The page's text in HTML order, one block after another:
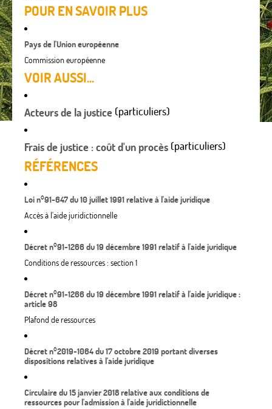
POUR EN SAVOIR PLUS
Pays de l'Union européenne
Commission européenne
VOIR AUSSI...
Acteurs de la justice (particuliers)
Frais de justice : coût d'un procès (particuliers)
RÉFÉRENCES
Loi n°91-647 du 10 juillet 1991 relative à l'aide juridique
Accès à l'aide juridictionnelle
Décret n°91-1266 du 19 décembre 1991 relatif à l'aide juridique
Conditions de ressources : section 1
Décret n°91-1266 du 19 décembre 1991 relatif à l'aide juridique :
article 98
Plafond de ressources
Décret n°2019-1064 du 17 octobre 2019 portant diverses
dispositions relatives à l'aide juridique
Circulaire du 15 janvier 2018 relative aux conditions de
ressources pour l'admission à l'aide juridictionnelle